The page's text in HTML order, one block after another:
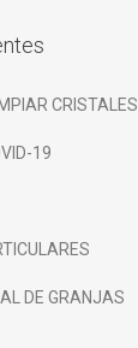
CRISTALES
19
DE GRANJAS